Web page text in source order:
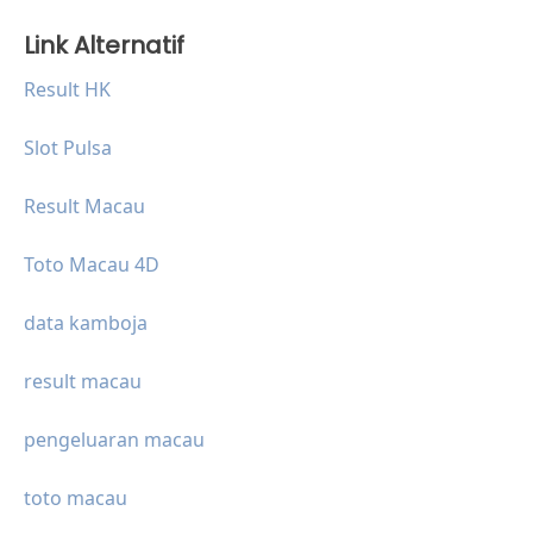
Link Alternatif
Result HK
Slot Pulsa
Result Macau
Toto Macau 4D
data kamboja
result macau
pengeluaran macau
toto macau